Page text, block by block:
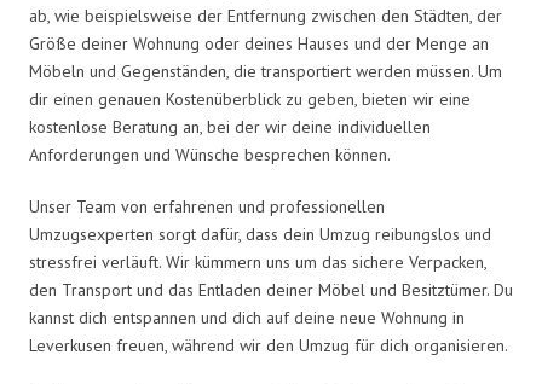
ab, wie beispielsweise der Entfernung zwischen den Städten, der
Größe deiner Wohnung oder deines Hauses und der Menge an
Möbeln und Gegenständen, die transportiert werden müssen. Um
dir einen genauen Kostenüberblick zu geben, bieten wir eine
kostenlose Beratung an, bei der wir deine individuellen
Anforderungen und Wünsche besprechen können.
Unser Team von erfahrenen und professionellen
Umzugsexperten sorgt dafür, dass dein Umzug reibungslos und
stressfrei verläuft. Wir kümmern uns um das sichere Verpacken,
den Transport und das Entladen deiner Möbel und Besitztümer. Du
kannst dich entspannen und dich auf deine neue Wohnung in
Leverkusen freuen, während wir den Umzug für dich organisieren.